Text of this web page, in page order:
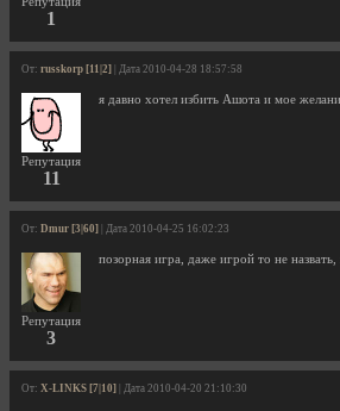
1
От: russkorp [11|2] | Дата 2010-04-28 18:57:58
Репутация
11
я давно хотел избить Ашота и мое
От: Dmur [3|60] | Дата 2010-04-25 16:02:23
Репутация
3
позорная игра, даже игрой то не назвать,
От: X-LINKS [7|10] | Дата 2010-04-20 21:10:30